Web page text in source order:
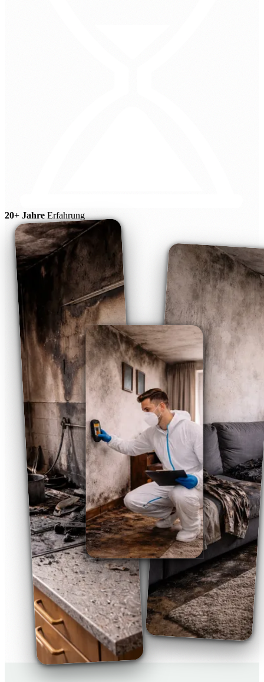
20+ Jahre Erfahrung